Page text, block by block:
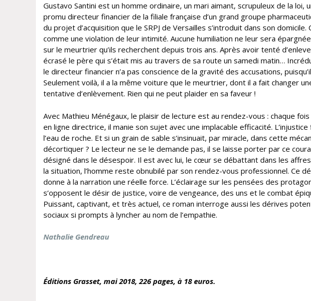
Gustavo Santini est un homme ordinaire, un mari aimant, scrupuleux de la loi,
promu directeur financier de la filiale française d’un grand groupe
du projet d’acquisition que le SRPJ de Versailles s’introduit dans son
comme une violation de leur intimité. Aucune humiliation ne leur sera
sur le meurtrier qu’ils recherchent depuis trois ans. Après avoir tenté
écrasé le père qui s’était mis au travers de sa route un samedi matin…
le directeur financier n’a pas conscience de la gravité des accusations,
Seulement voilà, il a la même voiture que le meurtrier, dont il a fait changer
tentative d’enlèvement. Rien qui ne peut plaider en sa faveur !
Avec Mathieu Ménégaux, le plaisir de lecture est au rendez-vous : chaque
en ligne directrice, il manie son sujet avec une implacable efficacité.
l’eau de roche. Et si un grain de sable s’insinuait, par miracle, dans cette
décortiquer ? Le lecteur ne se le demande pas, il se laisse porter par ce
désigné dans le désespoir. Il est avec lui, le cœur se débattant dans les
la situation, l’homme reste obnubilé par son rendez-vous professionnel. Ce
donne à la narration une réelle force. L’éclairage sur les pensées des
s’opposent le désir de justice, voire de vengeance, des uns et le combat
Puissant, captivant, et très actuel, ce roman interroge aussi les dérives
sociaux si prompts à lyncher au nom de l’empathie.
Nathalie Gendreau
Éditions Grasset, mai2018, 226 pages, à 18 euros.